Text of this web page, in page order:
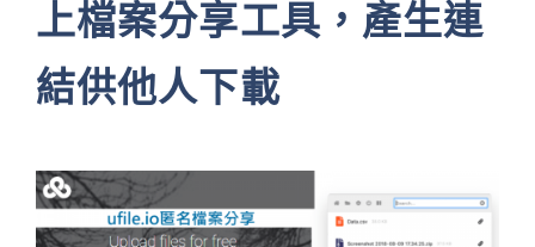
上檔案分享工具，產生連
結供他人下載